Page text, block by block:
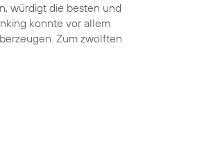
würdigt die besten und
konnte vor allem
Zum zwölften